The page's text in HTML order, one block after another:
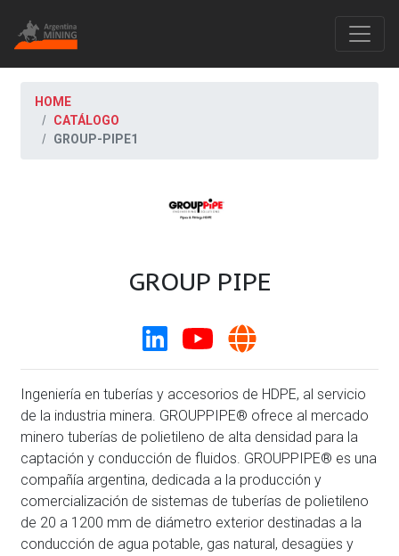
HOME
CATÁLOGO
GROUP-PIPE1
GROUP PIPE
Ingeniería en tuberías y accesorios de HDPE, al servicio
de la industria minera. GROUPPIPE® ofrece al mercado
minero tuberías de polietileno de alta densidad para la
captación y conducción de fluidos. GROUPPIPE® es una
compañía argentina, dedicada a la producción y
comercialización de sistemas de tuberías de polietileno
de 20 a 1200 mm de diámetro exterior destinadas a la
conducción de agua potable, gas natural, desagües y